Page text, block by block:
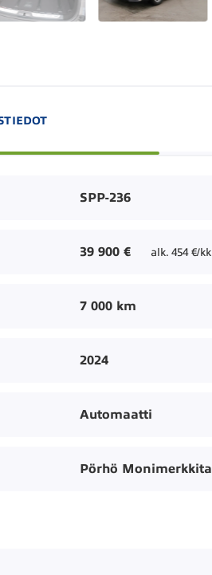
SPP-236
39 900 € alk. 454 €/kk
7 000 km
2024
Automaatti
Pörhö